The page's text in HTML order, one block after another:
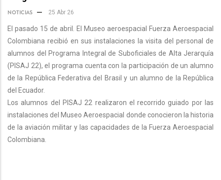
NOTICIAS 25 Abr 26
El pasado 15 de abril. El Museo aeroespacial Fuerza Aeroespacial
Colombiana recibió en sus instalaciones la visita del personal de
alumnos del Programa Integral de Suboficiales de Alta Jerarquía
(PISAJ 22), el programa cuenta con la participación de un alumno
de la República Federativa del Brasil y un alumno de la República
del Ecuador.
Los alumnos del PISAJ 22 realizaron el recorrido guiado por las
instalaciones del Museo Aeroespacial donde conocieron la historia
de la aviación militar y las capacidades de la Fuerza Aeroespacial
Colombiana.